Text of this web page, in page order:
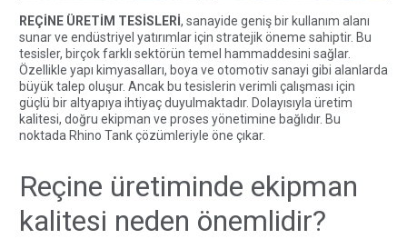
REÇİNE ÜRETİM TESİSLERİ, sanayide geniş bir kullanım alanı
sunar ve endüstriyel yatırımlar için stratejik öneme sahiptir. Bu
tesisler, birçok farklı sektörün temel hammaddesini sağlar.
Özellikle yapı kimyasalları, boya ve otomotiv sanayi gibi alanlarda
büyük talep oluşur. Ancak bu tesislerin verimli çalışması için
güçlü bir altyapıya ihtiyaç duyulmaktadır. Dolayısıyla üretim
kalitesi, doğru ekipman ve proses yönetimine bağlıdır. Bu
noktada Rhino Tankçözümleriyle öne çıkar.
Reçine üretiminde ekipman
kalitesi neden önemlidir?